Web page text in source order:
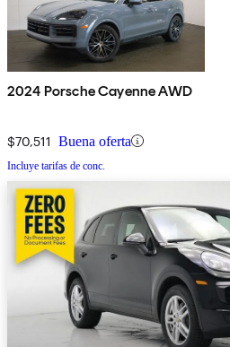
2024 Porsche Cayenne AWD
$70,511 Buena oferta
Incluye tarifas de conc.